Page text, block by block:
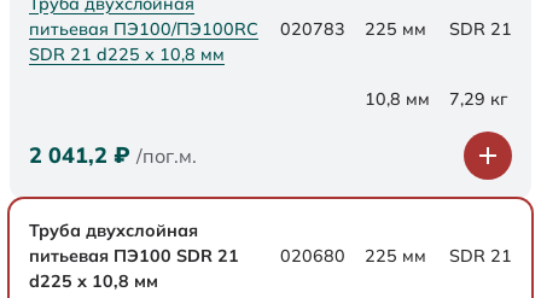
питьевая ПЭ100/ПЭ100RC
SDR 21 d225 х 10,8 мм
020783 225 мм SDR 21
10,8 мм 7,29 кг
2 041,2 ₽ /пог.м.
Труба двухслойная
питьевая ПЭ100 SDR 21
d225 х 10,8 мм
020680 225 мм SDR 21